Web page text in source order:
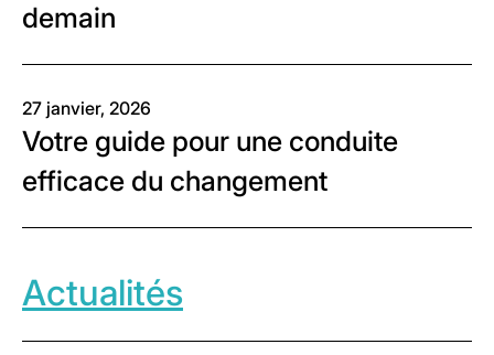
demain
27 janvier, 2026
Votre guide pour une conduite
efficace du changement
Actualités